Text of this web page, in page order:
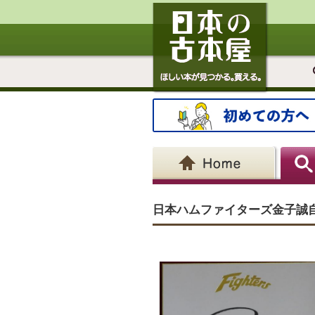
日本ハムファイターズ金子誠